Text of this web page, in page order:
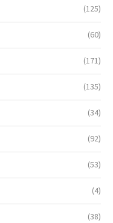
(125)
(60)
(171)
(135)
(34)
(92)
(53)
(4)
(38)